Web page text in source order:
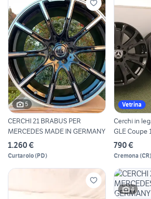
5
CERCHI 21 BRABUS PER
MERCEDES MADE IN GERMANY
1.260 €
Curtarolo(PD)
Vetrina
Cerchi in
GLE Coupe
790 €
Cremona (CR)
4